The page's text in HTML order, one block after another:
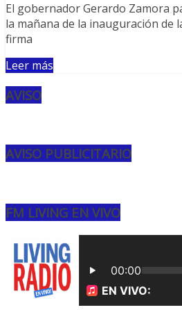
El gobernador Gerardo Zamora
la mañana de la inauguración de
firma
Leer más
AVISO
AVISO PUBLICITARIO
FM LIVING EN VIVO